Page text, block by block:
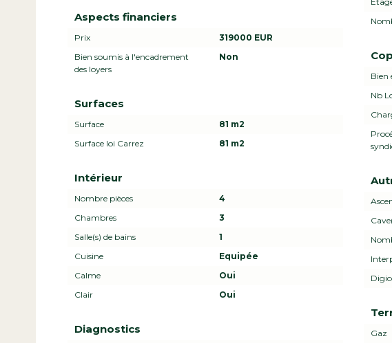
Aspects financiers
Prix
319000 EUR
Bien soumis à l'encadrement
des loyers
Non
Bien
Nb
Surfaces
Surface
81 m2
Surface loi Carrez
81 m2
Intérieur
Nombre pièces
4
Chambres
3
Salle(s) de bains
1
Cuisine
Equipée
Calme
Oui
Clair
Oui
Gaz
Diagnostics